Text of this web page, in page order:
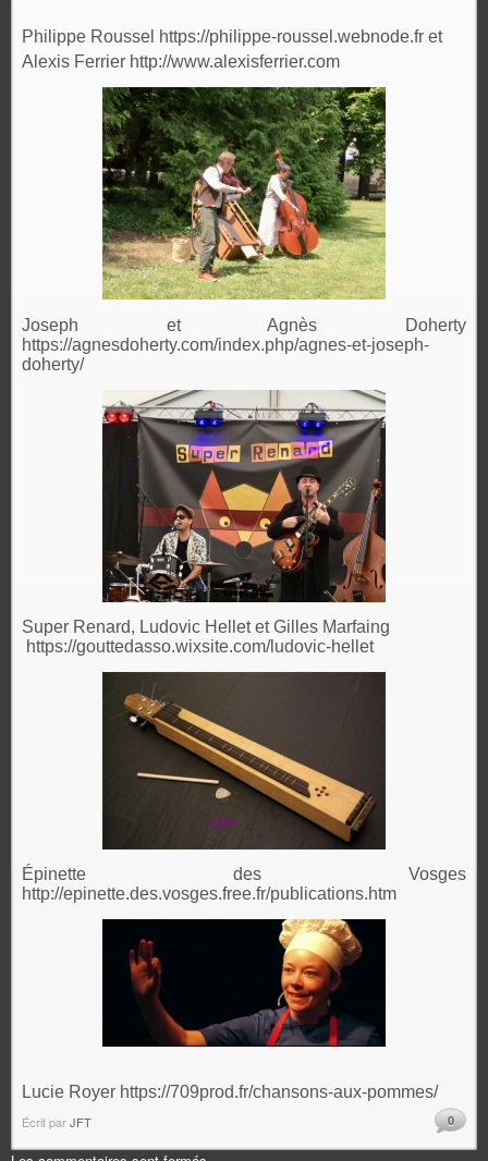
Philippe Roussel https://philippe-roussel.webnode.fr et
Alexis Ferrier http://www.alexisferrier.com
Joseph et Agnès Doherty
https://agnesdoherty.com/index.php/agnes-et-joseph-
doherty/
Super Renard, Ludovic Hellet et Gilles Marfaing
https://gouttedasso.wixsite.com/ludovic-hellet
Épinette des Vosges
http://epinette.des.vosges.free.fr/publications.htm
Lucie Royer https://709prod.fr/chansons-aux-pommes/
Écrit parJFT 0